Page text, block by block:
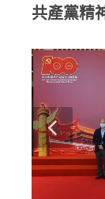
共產黨精